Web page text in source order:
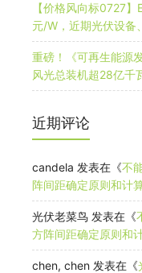
【价格风向标0727
元/W，近期光伏设备
重磅！《可再生能源
风光总装机超28亿千
近期评论
candela 发表在《不
阵间距确定原则和计
光伏老菜鸟 发表在《
方阵间距确定原则和
chen, chen 发表在《